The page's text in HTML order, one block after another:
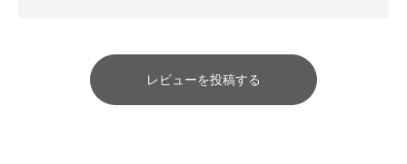
レビューを投稿する